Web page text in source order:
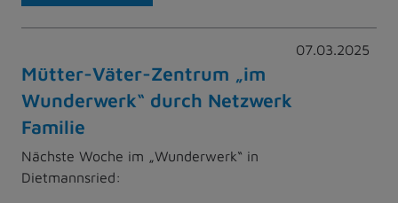
07.03.2025
Mütter-Väter-Zentrum „im
Wunderwerk“ durch Netzwerk
Familie
Nächste Woche im „Wunderwerk“ in
Dietmannsried: